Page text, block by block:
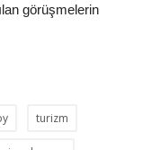
görüşmelerin
turizm